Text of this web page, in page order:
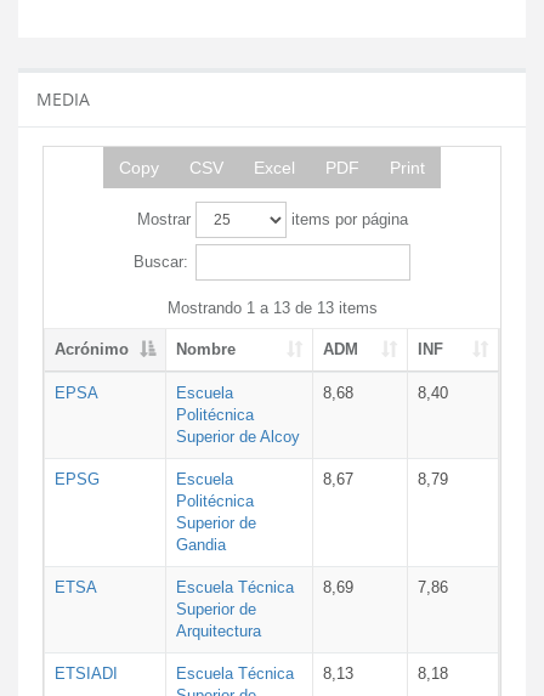
MEDIA
Copy CSV Excel PDF Print
Mostrar items por página
Buscar:
Mostrando 1 a 13 de 13 items
Acrónimo Nombre ADM INF
EPSA
Escuela
Politécnica
Superior de Alcoy
8,68 8,40
EPSG
Escuela
Politécnica
Superior de
Gandia
8,67 8,79
ETSA
Escuela Técnica
Superior de
Arquitectura
8,69 7,86
ETSIADI
Escuela Técnica
8,13 8,18